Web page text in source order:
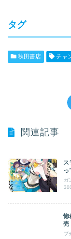
タグ
秋田書店 チャ
関連記事
ス
っ
ガ
惚
売